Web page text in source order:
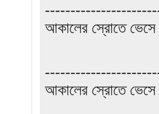
আকালের স্রোতে ভেসে
আকালের স্রোতে ভেসে